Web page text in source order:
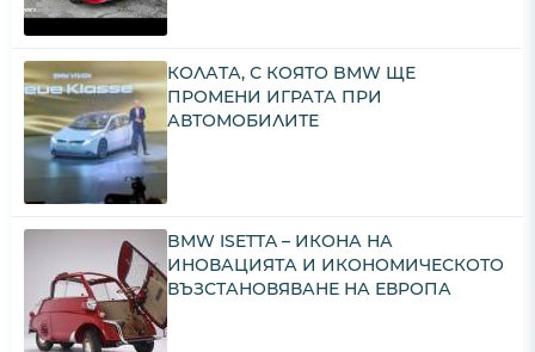
КОЛАТА, С КОЯТО BMW ЩЕ
ПРОМЕНИ ИГРАТА ПРИ
АВТОМОБИЛИТЕ
BMW ISETTA – ИКОНА НА
ИНОВАЦИЯТА И ИКОНОМИЧЕСКОТО
ВЪЗСТАНОВЯВАНЕ НА ЕВРОПА